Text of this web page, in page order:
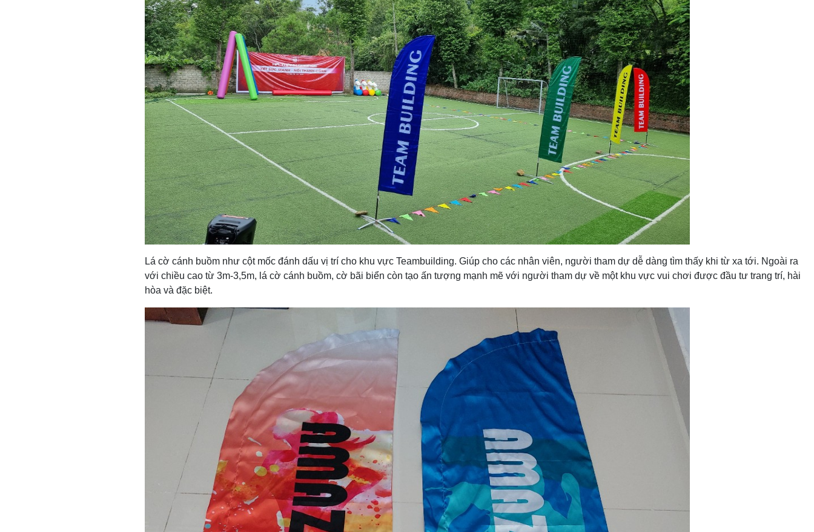
Lá cờ cánh buồm như cột mốc đánh dấu vị trí cho khu vực Teambuilding. Giúp cho các nhân viên, người tham dự dễ dàng tìm thấy khi từ xa tới. Ngoài ra
với chiều cao từ 3m-3,5m, lá cờ cánh buồm, cờ bãi biển còn tạo ấn tượng mạnh mẽ với người tham dự về một khu vực vui chơi được đầu tư trang trí, hài
hòa và đặc biệt.